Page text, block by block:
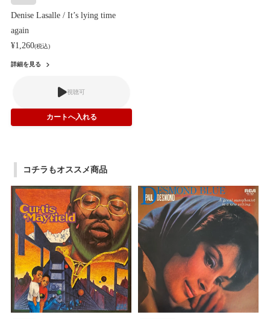
Denise Lasalle / It’s lying time
again
¥1,260(税込)
詳細を見る
視聴可
コチラもオススメ商品